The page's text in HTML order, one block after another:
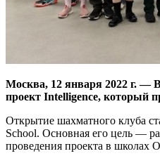
Москва, 12 января 2022 г. —
проект Intelligence, который
Открытие шахматного клуба
School. Основная его цель —
проведения проекта в школах